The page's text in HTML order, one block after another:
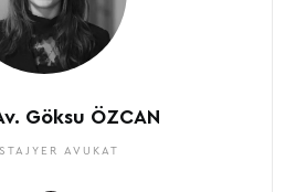
Göksu ÖZCAN
STAJYER AVUKAT